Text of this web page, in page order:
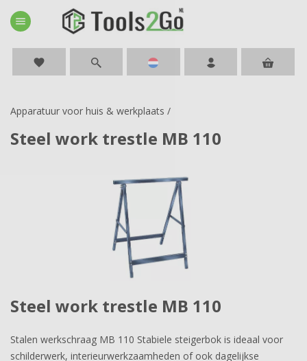
menu
favorite
Apparatuur voor huis & werkplaats /
Steel work trestle MB 110
Steel work trestle MB 110
Stalen werkschraag MB 110 Stabiele steigerbok is ideaal voor
schilderwerk, interieurwerkzaamheden of ook dagelijkse